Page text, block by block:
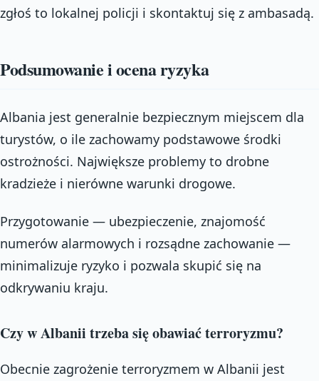
zgłoś to lokalnej policji i skontaktuj się z ambasadą.
Podsumowanie i ocena ryzyka
Albania jest generalnie bezpiecznym miejscem dla
turystów, o ile zachowamy podstawowe środki
ostrożności. Największe problemy to drobne
kradzieże i nierówne warunki drogowe.
Przygotowanie — ubezpieczenie, znajomość
numerów alarmowych i rozsądne zachowanie —
minimalizuje ryzyko i pozwala skupić się na
odkrywaniu kraju.
Czy w Albanii trzeba się obawiać terroryzmu?
Obecnie zagrożenie terroryzmem w Albanii jest